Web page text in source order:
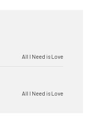
All I Need is Love
All I Need is Love